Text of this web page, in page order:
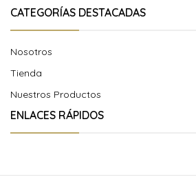
CATEGORÍAS DESTACADAS
Nosotros
Tienda
Nuestros Productos
ENLACES RÁPIDOS